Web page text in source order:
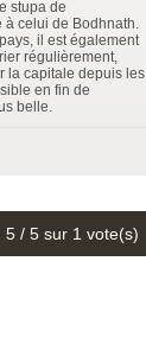
stupa de
à celui de Bodhnath.
il est également
régulièrement,
la capitale depuis les
en fin de
belle.
5 / 5 sur 1 vote(s)